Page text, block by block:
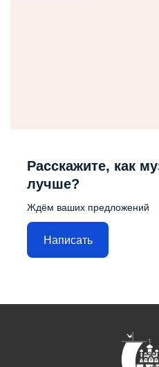
Расскажите, как
лучше?
Ждём ваших предложений
Написать